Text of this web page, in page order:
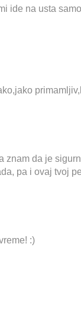
ide na usta
znam da je
pa i ovaj tvoj
:)